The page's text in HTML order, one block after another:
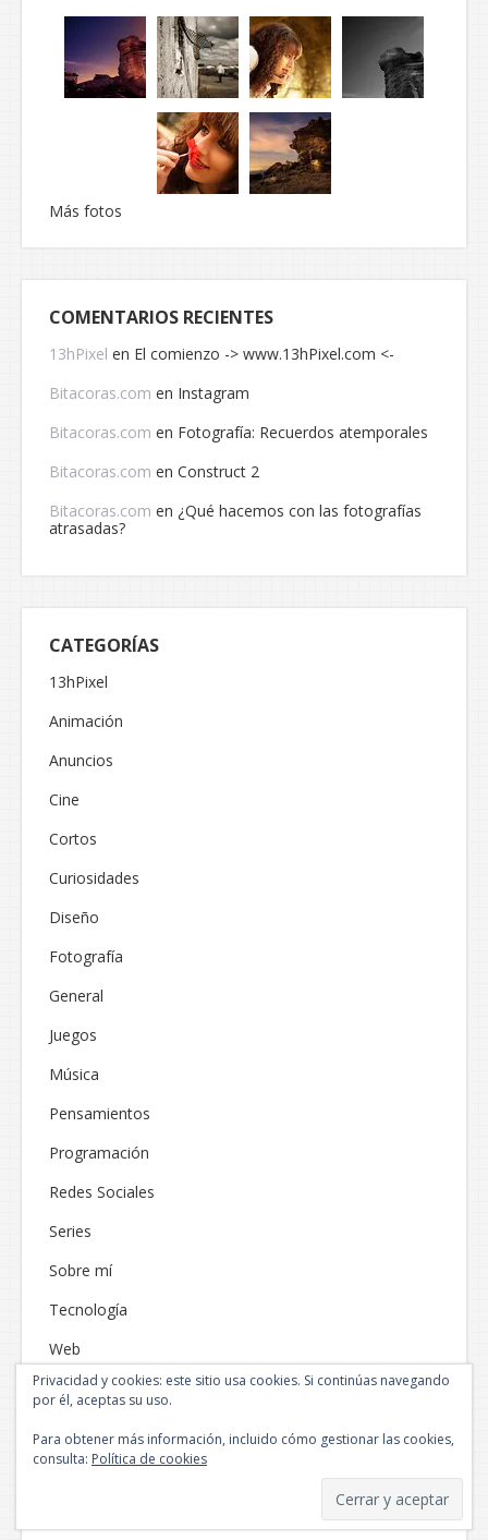
Más fotos
COMENTARIOS RECIENTES
13hPixel en El comienzo -> www.13hPixel.com <-
Bitacoras.com en Instagram
Bitacoras.com en Fotografía: Recuerdos atemporales
Bitacoras.com en Construct 2
Bitacoras.com en ¿Qué hacemos con las fotografías
atrasadas?
CATEGORÍAS
13hPixel
Animación
Anuncios
Cine
Cortos
Curiosidades
Diseño
Fotografía
General
Juegos
Música
Pensamientos
Programación
Redes Sociales
Series
Sobre mí
Tecnología
Web
Tema: Neblue por
Privacidad y cookies: este sitio usa cookies. Si continúas navegando
por él, aceptas su uso.
Para obtener más información, incluido cómo gestionar las cookies,
consulta: Política de cookies